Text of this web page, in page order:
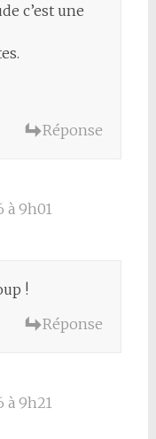
c’est une
Réponse
à 9h01
!
Réponse
à 9h21